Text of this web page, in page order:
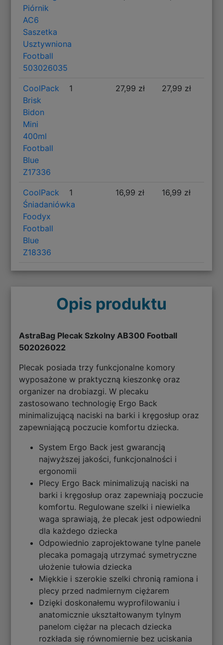
Piórnik
AC6
Saszetka
Usztywniona
Football
503026035
CoolPack
Brisk
Bidon
Mini
400ml
Football
Blue
Z17336
1 27,99 zł 27,99 zł
CoolPack
Śniadaniówka
Foodyx
Football
Blue
Z18336
1 16,99 zł 16,99 zł
Opis produktu
AstraBag Plecak Szkolny AB300 Football
502026022
Plecak posiada trzy funkcjonalne komory
wyposażone w praktyczną kieszonkę oraz
organizer na drobiazgi. W plecaku
zastosowano technologię Ergo Back
minimalizującą naciski na barki i kręgosłup oraz
zapewniającą poczucie komfortu dziecka.
System Ergo Back jest gwarancją
najwyższej jakości, funkcjonalności i
ergonomii
Plecy Ergo Back minimalizują naciski na
barki i kręgosłup oraz zapewniają poczucie
komfortu. Regulowane szelki i niewielka
waga sprawiają, że plecak jest odpowiedni
dla każdego dziecka
Odpowiednio zaprojektowane tylne panele
plecaka pomagają utrzymać symetryczne
ułożenie tułowia dziecka
Miękkie i szerokie szelki chronią ramiona i
plecy przed nadmiernym ciężarem
Dzięki doskonałemu wyprofilowaniu i
anatomicznie ukształtowanym tylnym
panelom ciężar na plecach dziecka
rozkłada się równomiernie bez uciskania